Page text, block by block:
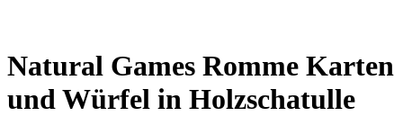
Natural Games Romme Karten
und Würfel in Holzschatulle